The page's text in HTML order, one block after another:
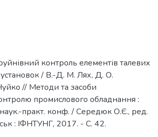
контроль елементів талевих
/ В.-Д. М. Лях, Д. О.
// Методи та засоби
промислового обладнання :
наук.-практ. конф. / Середюк О.Є., ред.
: ІФНТУНГ, 2017. - С. 42.